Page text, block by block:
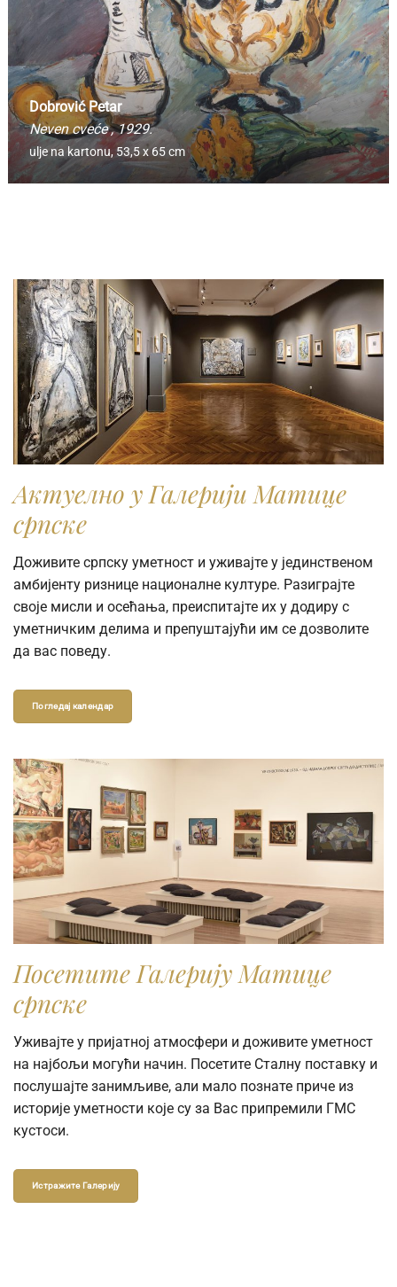
Dobrović Petar
Neven cveće, 1929.
ulje na kartonu, 53,5 x 65 cm
Актуелно у Галерији Матице
српске
Доживите српску уметност и уживајте у јединственом
амбијенту ризнице националне културе. Разиграјте
своје мисли и осећања, преиспитајте их у додиру с
уметничким делима и препуштајући им се дозволите
да вас поведу.
Погледај календар
Посетите Галерију Матице
српске
Уживајте у пријатној атмосфери и доживите уметност
на најбољи могући начин. Посетите Сталну поставку и
послушајте занимљиве, али мало познате приче из
историје уметности које су за Вас припремили ГМС
кустоси.
Истражите Галерију